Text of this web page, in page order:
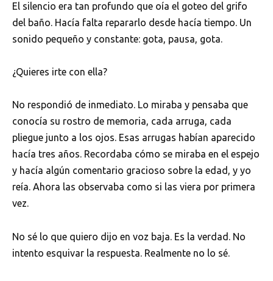
El silencio era tan profundo que oía el goteo del grifo
del baño. Hacía falta repararlo desde hacía tiempo. Un
sonido pequeño y constante: gota, pausa, gota.
¿Quieres irte con ella?
No respondió de inmediato. Lo miraba y pensaba que
conocía su rostro de memoria, cada arruga, cada
pliegue junto a los ojos. Esas arrugas habían aparecido
hacía tres años. Recordaba cómo se miraba en el espejo
y hacía algún comentario gracioso sobre la edad, y yo
reía. Ahora las observaba como si las viera por primera
vez.
No sé lo que quiero dijo en voz baja. Es la verdad. No
intento esquivar la respuesta. Realmente no lo sé.